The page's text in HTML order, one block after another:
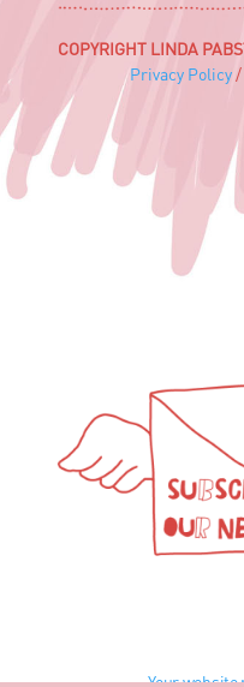
COPYRIGHT LINDA
Privacy Policy
Your website